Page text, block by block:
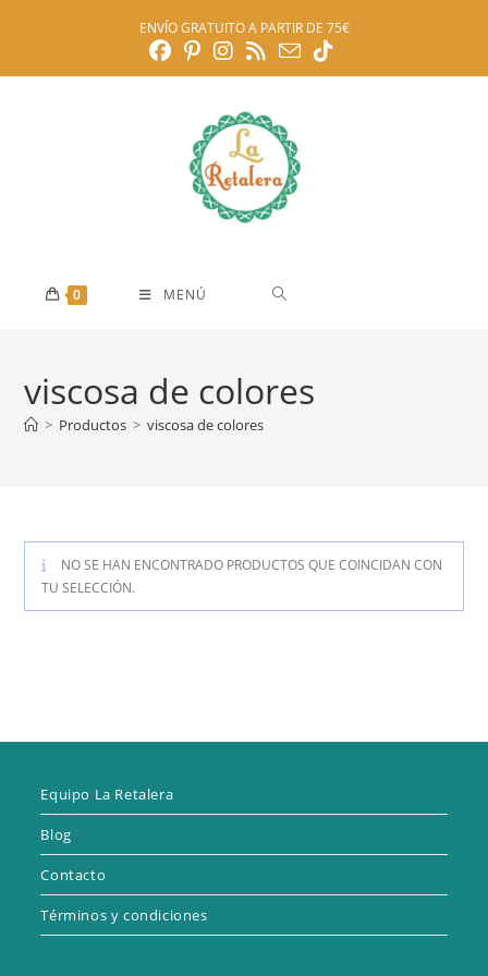
ENVÍO GRATUITO A PARTIR DE 75€
0 MENÚ
viscosa de colores
> Productos > viscosa de colores
NO SE HAN ENCONTRADO PRODUCTOS QUE COINCIDAN CON
TU SELECCIÓN.
Equipo La Retalera
Blog
Contacto
Términos y condiciones